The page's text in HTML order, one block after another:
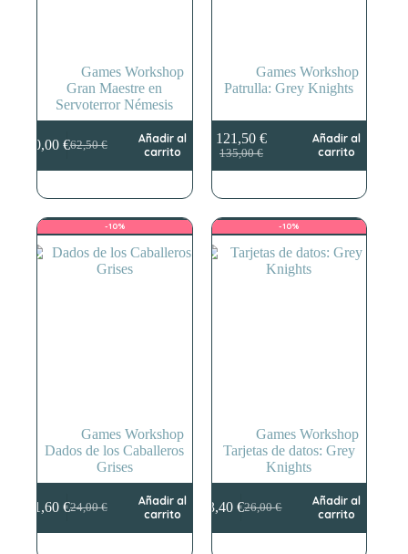
Games Workshop
Gran Maestre en
Servoterror Némesis
62,50€
El
precio
era:
62,50 €.
50,00 €El
precio
es:
50,00 €.
Añadir al
carrito
Games Workshop
Patrulla: Grey Knights
135,00€
El
precio
era:
135,00 €.
121,50 €
El
precio
es:
121,50 €.
Añadir al
carrito
-10%
Games Workshop
Dados de los Caballeros
Grises
24,00€
El
precio
21,60 €El
precio
Añadir al
carrito
-10%
Games Workshop
Tarjetas de datos: Grey
Knights
26,00€
El
precio
23,40€El
precio
Añadir al
carrito